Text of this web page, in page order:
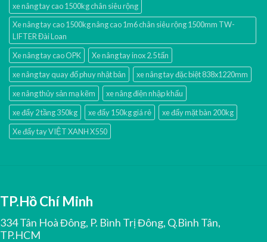
xe nâng tay cao 1500kg chân siêu rộng
Xe nâng tay cao 1500kg nâng cao 1m6 chân siêu rộng 1500mm TW-
LIFTER Đài Loan
Xe nâng tay cao OPK
Xe nâng tay inox 2.5 tấn
xe nâng tay quay đổ phuy nhật bản
xe nâng tay đặc biệt 838x1220mm
xe nâng thủy sản mạ kẽm
xe nâng điện nhập khấu
xe đẩy 2 tầng 350kg
xe đẩy 150kg giá rẻ
xe đẩy mặt bàn 200kg
Xe đẩy tay VIỆT XANH X550
TP.Hồ Chí Minh
334 Tân Hoà Đông, P. Bình Trị Đông, Q.Bình Tân,
TP.HCM